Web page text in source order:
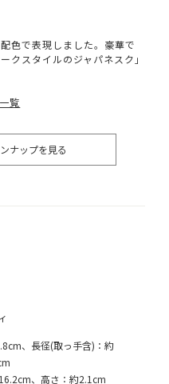
色で表現しました。豪華で
クスタイルのジャパネスク」
覧
ナップを見る
、長径(取っ手含)：約
、高さ：約2.1cm